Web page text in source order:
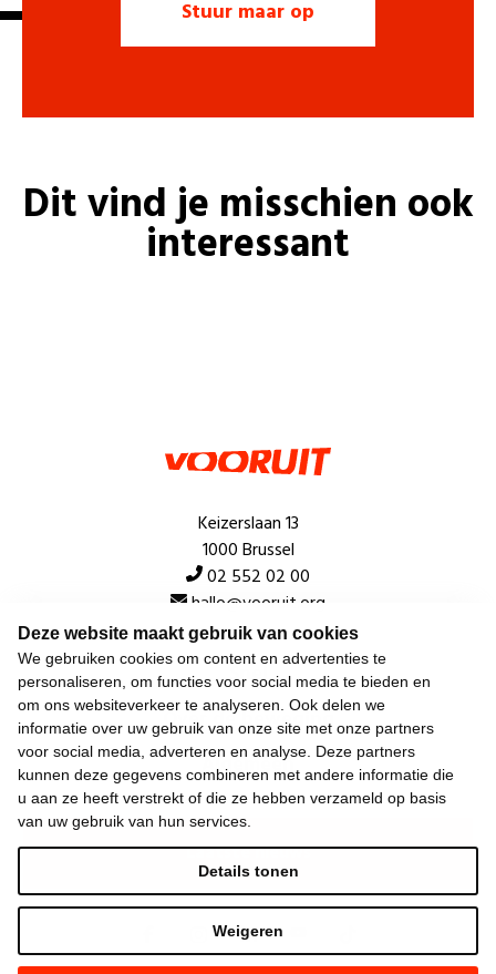
Deze website maakt gebruik van cookies
We gebruiken cookies om content en advertenties te
personaliseren, om functies voor social media te bieden en
om ons websiteverkeer te analyseren. Ook delen we
informatie over uw gebruik van onze site met onze partners
voor social media, adverteren en analyse. Deze partners
kunnen deze gegevens combineren met andere informatie die
u aan ze heeft verstrekt of die ze hebben verzameld op basis
van uw gebruik van hun services.
Weigeren
Details tonen
Dit vind je misschien ook
interessant
Keizerslaan 13
1000 Brussel
02 552 02 00
hallo@vooruit.org
Snel
Over de beweging
Algemeen
Laatste nieuws